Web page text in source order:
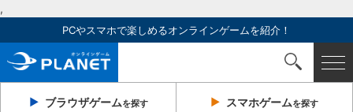
,
PCやスマホで楽しめるオンラインゲームを紹介！
ブラウザゲームを探す スマホゲームを探す